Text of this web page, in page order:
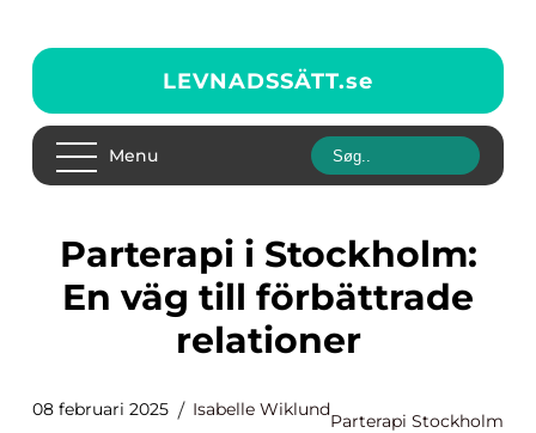
LEVNADSSÄTT.se
Menu
Parterapi i Stockholm:
En väg till förbättrade
relationer
08 februari 2025 Isabelle Wiklund
Parterapi Stockholm